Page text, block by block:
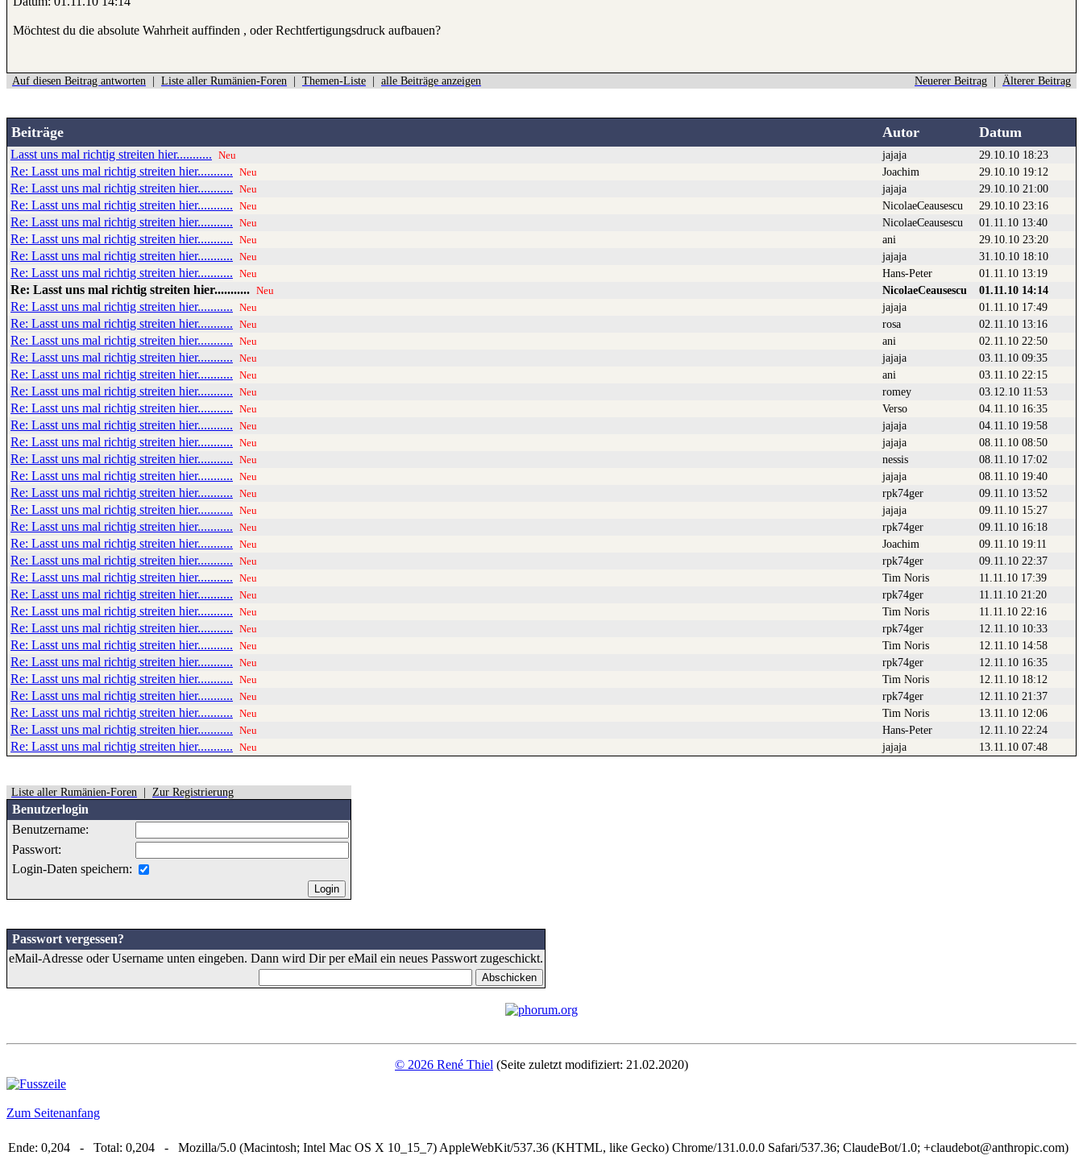
Möchtest du die absolute Wahrheit auffinden , oder Rechtfertigungsdruck aufbauen?
Auf diesen Beitrag antworten Liste aller Rumänien-Foren Themen-Liste alle Beiträge anzeigen Neuerer Beitrag Älterer Beitrag
Beiträge Autor Datum
Lasst uns mal richtig streiten hier........... Neu jajaja 29.10.10 18:23
Re: Lasst uns mal richtig streiten hier........... Neu Joachim 29.10.10 19:12
Re: Lasst uns mal richtig streiten hier........... Neu jajaja 29.10.10 21:00
Re: Lasst uns mal richtig streiten hier........... Neu NicolaeCeausescu 29.10.10 23:16
Re: Lasst uns mal richtig streiten hier........... Neu NicolaeCeausescu 01.11.10 13:40
Re: Lasst uns mal richtig streiten hier........... Neu ani 29.10.10 23:20
Re: Lasst uns mal richtig streiten hier........... Neu jajaja 31.10.10 18:10
Re: Lasst uns mal richtig streiten hier........... Neu Hans-Peter 01.11.10 13:19
Re: Lasst uns mal richtig streiten hier........... Neu NicolaeCeausescu 01.11.10 14:14
Re: Lasst uns mal richtig streiten hier........... Neu jajaja 01.11.10 17:49
Re: Lasst uns mal richtig streiten hier........... Neu rosa 02.11.10 13:16
Re: Lasst uns mal richtig streiten hier........... Neu ani 02.11.10 22:50
Re: Lasst uns mal richtig streiten hier........... Neu jajaja 03.11.10 09:35
Re: Lasst uns mal richtig streiten hier........... Neu ani 03.11.10 22:15
Re: Lasst uns mal richtig streiten hier........... Neu romey 03.12.10 11:53
Re: Lasst uns mal richtig streiten hier........... Neu Verso 04.11.10 16:35
Re: Lasst uns mal richtig streiten hier........... Neu jajaja 04.11.10 19:58
Re: Lasst uns mal richtig streiten hier........... Neu jajaja 08.11.10 08:50
Re: Lasst uns mal richtig streiten hier........... Neu nessis 08.11.10 17:02
Re: Lasst uns mal richtig streiten hier........... Neu jajaja 08.11.10 19:40
Re: Lasst uns mal richtig streiten hier........... Neu rpk74ger 09.11.10 13:52
Re: Lasst uns mal richtig streiten hier........... Neu jajaja 09.11.10 15:27
Re: Lasst uns mal richtig streiten hier........... Neu rpk74ger 09.11.10 16:18
Re: Lasst uns mal richtig streiten hier........... Neu Joachim 09.11.10 19:11
Re: Lasst uns mal richtig streiten hier........... Neu rpk74ger 09.11.10 22:37
Re: Lasst uns mal richtig streiten hier........... Neu Tim Noris 11.11.10 17:39
Re: Lasst uns mal richtig streiten hier........... Neu rpk74ger 11.11.10 21:20
Re: Lasst uns mal richtig streiten hier........... Neu Tim Noris 11.11.10 22:16
Re: Lasst uns mal richtig streiten hier........... Neu rpk74ger 12.11.10 10:33
Re: Lasst uns mal richtig streiten hier........... Neu Tim Noris 12.11.10 14:58
Re: Lasst uns mal richtig streiten hier........... Neu rpk74ger 12.11.10 16:35
Re: Lasst uns mal richtig streiten hier........... Neu Tim Noris 12.11.10 18:12
Re: Lasst uns mal richtig streiten hier........... Neu rpk74ger 12.11.10 21:37
Re: Lasst uns mal richtig streiten hier........... Neu Tim Noris 13.11.10 12:06
Re: Lasst uns mal richtig streiten hier........... Neu Hans-Peter 12.11.10 22:24
Re: Lasst uns mal richtig streiten hier........... Neu jajaja 13.11.10 07:48
Liste aller Rumänien-Foren Zur Registrierung
Benutzerlogin
Benutzername:
Passwort:
Login-Daten speichern:
Passwort vergessen?
eMail-Adresse oder Username unten eingeben. Dann wird Dir per eMail ein neues Passwort zugeschickt.
© 2026 René Thiel (Seite zuletzt modifiziert: 21.02.2020)
Zum Seitenanfang
Ende: 0,204 - Total: 0,204 - Mozilla/5.0 (Macintosh; Intel Mac OS X 10_15_7) AppleWebKit/537.36 (KHTML, like Gecko) Chrome/131.0.0.0 Safari/537.36; ClaudeBot/1.0; +claudebot@anthropic.com)